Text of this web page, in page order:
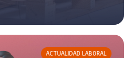
ACTUALIDAD LABORAL